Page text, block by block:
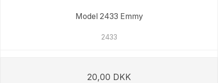
Model 2433 Emmy
2433
20,00 DKK